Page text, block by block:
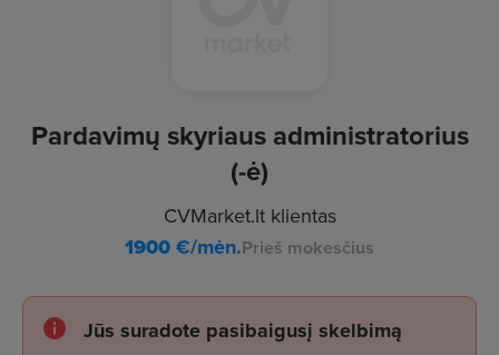
Pardavimų skyriaus administratorius
(-ė)
CVMarket.lt klientas
1900€/mėn.Prieš mokesčius
Jūs suradote pasibaigusį skelbimą